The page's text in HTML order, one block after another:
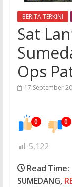
BERITA TERKINI
Sat
Ops
17 September
0 0
5,122
Read Time:
SUMEDANG,